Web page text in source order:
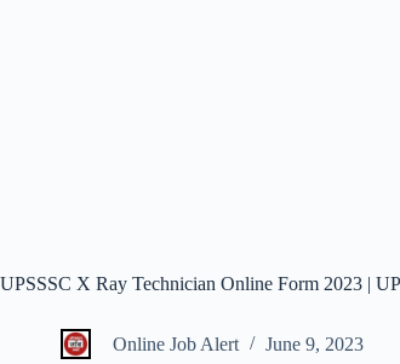
UPSSSC X Ray Technician Online Form 2023 |
Online Job Alert June 9, 2023